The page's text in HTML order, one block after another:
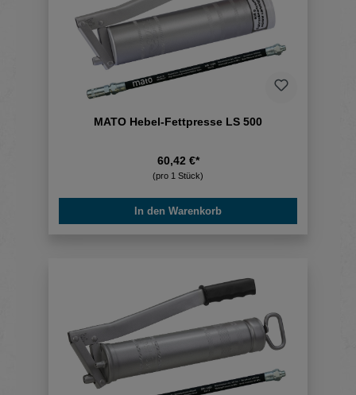
MATO Hebel-Fettpresse LS 500
60,42 €*
(pro 1 Stück)
In den Warenkorb